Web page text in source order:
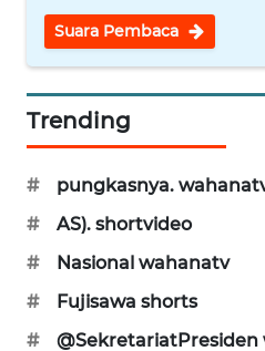
Suara Pembaca
Trending
#
pungkasnya.
#
AS). shortvideo
#
Nasional wahanatv
#
Fujisawa shorts
#
@SekretariatPresiden
WN
BINTAN
WN
MANDALIKA
WN
LIKUPANG
WN
LABUANBAJO